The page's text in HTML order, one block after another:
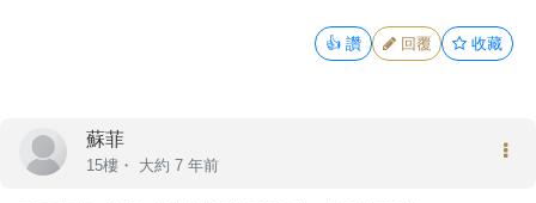
👍 讚 回覆 收藏
蘇菲
15樓・ 大約 7 年前